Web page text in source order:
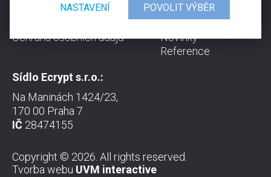
NASTAVENÍ
Ochrana osobních údajů
Společnost
Služby
Novinky
Reference
Sídlo Ecrypt s.r.o.:
Na Maninách 1424/23,
170 00 Praha 7
IČ 28474155
Copyright © 2026. All rights reserved.
Tvorba webu UVM interactive